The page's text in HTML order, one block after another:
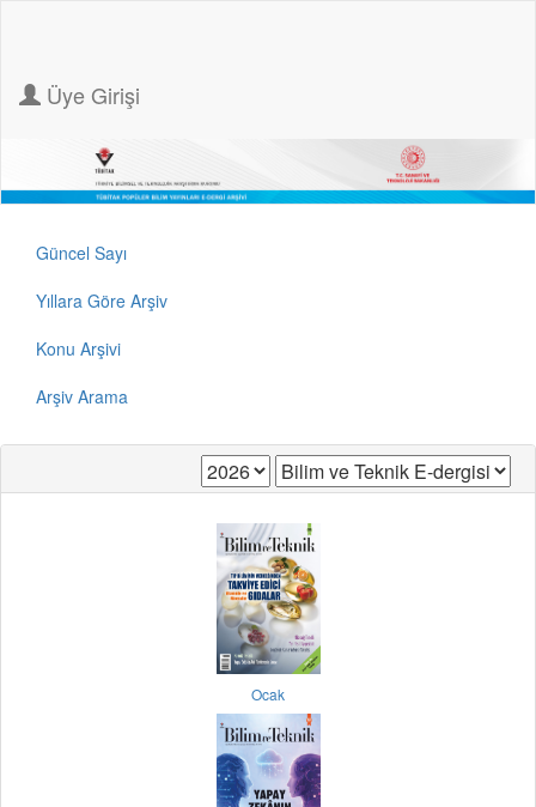
Üye Girişi
Güncel Sayı
Yıllara Göre Arşiv
Konu Arşivi
Arşiv Arama
Ocak